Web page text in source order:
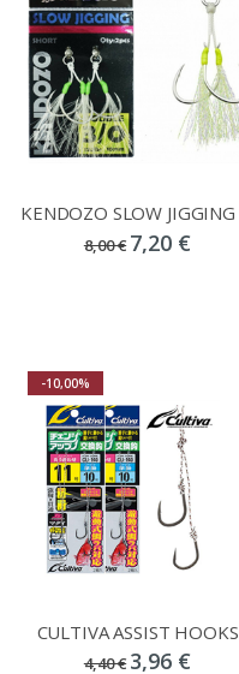
8,00 € 7,20 €
-10,00%
CULTIVA ASSIST HOOKS
4,40 € 3,96 €